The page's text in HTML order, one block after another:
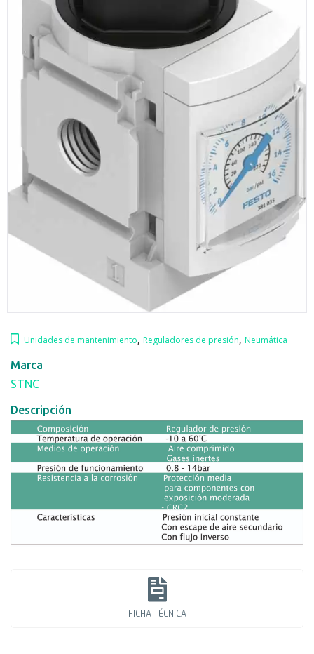
Unidades de mantenimiento, Reguladores de presión, Neumática
Marca
STNC
Descripción
FICHA TÉCNICA